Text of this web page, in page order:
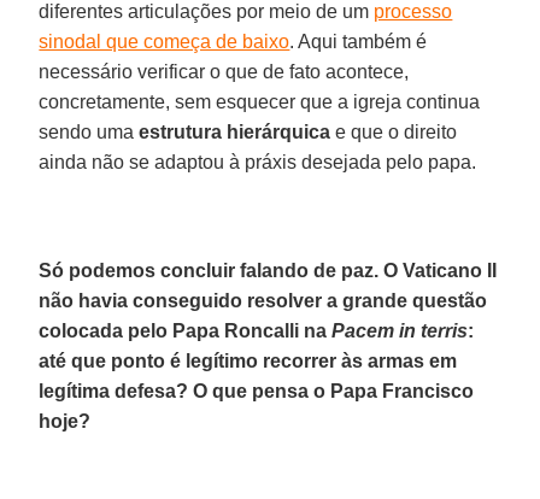
diferentes articulações por meio de um processo
sinodal que começa de baixo. Aqui também é
necessário verificar o que de fato acontece,
concretamente, sem esquecer que a igreja continua
sendo umaestrutura hierárquica e que o direito
ainda não se adaptou à práxis desejada pelo papa.
Só podemos concluir falando de paz. O Vaticano II
não havia conseguido resolver a grande questão
colocada pelo Papa Roncalli naPacem in terris:
até que ponto é legítimo recorrer às armas em
legítima defesa? O que pensa o Papa Francisco
hoje?